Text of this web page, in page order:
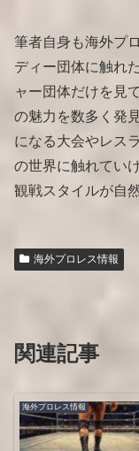
筆者自身も海外プ
ディー団体に触れ
ャー団体だけを見
の魅力を数多く発
になる大会やレス
の世界に触れてい
観戦スタイルが自
海外プロレス情報
関連記事
海外プロレス情報